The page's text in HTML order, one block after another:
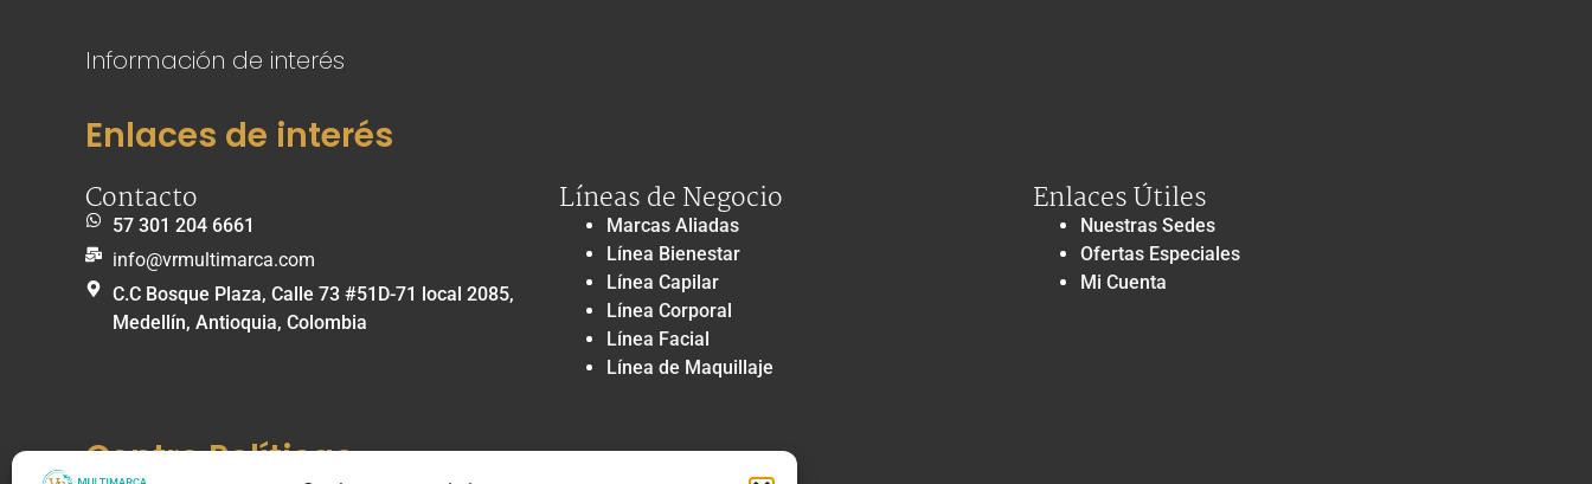
Información de interés
Enlaces de interés
Contacto
57 301 204 6661
info@vrmultimarca.com
C.C Bosque Plaza, Calle 73 #51D-71 local 2085,
Medellín, Antioquia, Colombia
Líneas de Negocio
Marcas Aliadas
Línea Bienestar
Línea Capilar
Línea Corporal
Línea Facial
Línea de Maquillaje
Enlaces Útiles
Nuestras Sedes
Ofertas Especiales
Mi Cuenta
Centro Políticas